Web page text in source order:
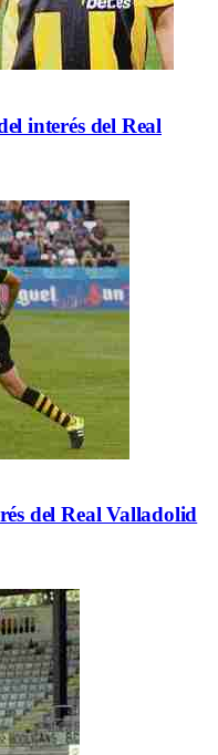
interés del Real
del Real Valladolid